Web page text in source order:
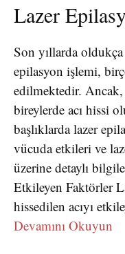
Lazer
Son yıllarda
epilasyon işlemi,
edilmektedir. Ancak,
bireylerde acı hissi
başlıklarda lazer
vücuda etkileri ve
üzerine detaylı
Etkileyen Faktörler
hissedilen acıyı
Devamını Okuyun